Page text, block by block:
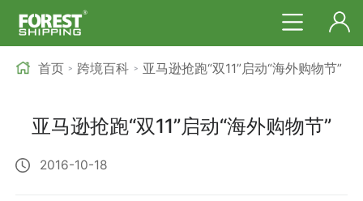
首页 > 跨境百科 > 亚马逊抢跑“双11”启动“海外购物节”
亚马逊抢跑“双11”启动“海外购物节”
2016-10-18